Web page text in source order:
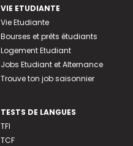
VIE ETUDIANTE
Vie Etudiante
Bourses et prêts étudiants
Logement Etudiant
Jobs Etudiant et Alternance
Trouve ton job saisonnier
TESTS DE LANGUES
TFI
TCF